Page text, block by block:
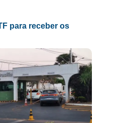
para receber os